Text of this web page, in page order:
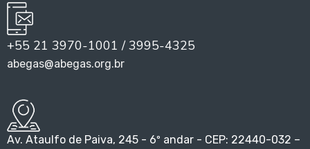
+55 21 3970-1001 / 3995-4325
abegas@abegas.org.br
Av. Ataulfo de Paiva, 245 - 6º andar - CEP: 22440-032 –